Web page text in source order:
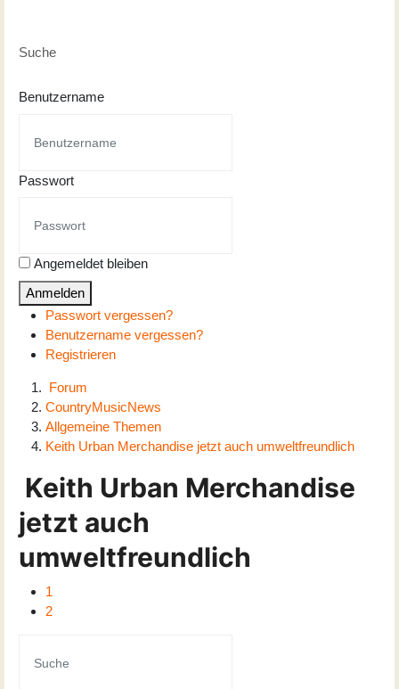
Suche
Benutzername
Passwort
Angemeldet bleiben
Anmelden
Passwort vergessen?
Benutzername vergessen?
Registrieren
Forum
CountryMusicNews
Allgemeine Themen
Keith Urban Merchandise jetzt auch umweltfreundlich
Keith Urban Merchandise
jetzt auch
umweltfreundlich
1
2